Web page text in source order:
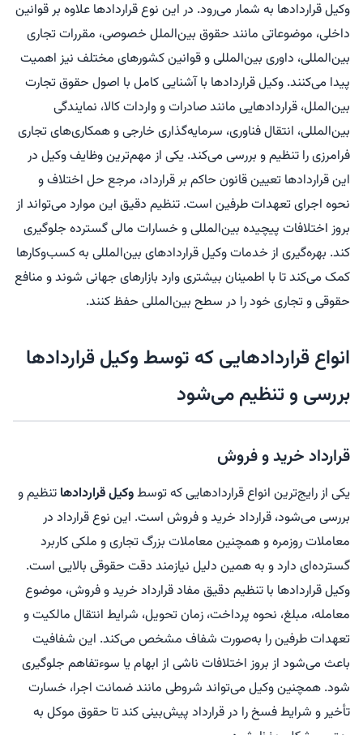
وکیل قراردادها به شمار می‌رود. در این نوع قراردادها علاوه بر قوانین
داخلی، موضوعاتی مانند حقوق بین‌الملل خصوصی، مقررات تجاری
بین‌المللی، داوری بین‌المللی و قوانین کشورهای مختلف نیز اهمیت
پیدا می‌کنند. وکیل قراردادها با آشنایی کامل با اصول حقوق تجارت
بین‌الملل، قراردادهایی مانند صادرات و واردات کالا، نمایندگی
بین‌المللی، انتقال فناوری، سرمایه‌گذاری خارجی و همکاری‌های تجاری
فرامرزی را تنظیم و بررسی می‌کند. یکی از مهم‌ترین وظایف وکیل در
این قراردادها تعیین قانون حاکم بر قرارداد، مرجع حل اختلاف و
نحوه اجرای تعهدات طرفین است. تنظیم دقیق این موارد می‌تواند از
بروز اختلافات پیچیده بین‌المللی و خسارات مالی گسترده جلوگیری
کند. بهره‌گیری از خدمات وکیل قراردادهای بین‌المللی به کسب‌وکارها
کمک می‌کند تا با اطمینان بیشتری وارد بازارهای جهانی شوند و منافع
حقوقی و تجاری خود را در سطح بین‌المللی حفظ کنند.
انواع قراردادهایی که توسط وکیل قراردادها
بررسی و تنظیم می‌شود
قرارداد خرید و فروش
یکی از رایج‌ترین انواع قراردادهایی که توسطوکیل قراردادها تنظیم و
بررسی می‌شود، قرارداد خرید و فروش است. این نوع قرارداد در
معاملات روزمره و همچنین معاملات بزرگ تجاری و ملکی کاربرد
گسترده‌ای دارد و به همین دلیل نیازمند دقت حقوقی بالایی است.
وکیل قراردادها با تنظیم دقیق مفاد قرارداد خرید و فروش، موضوع
معامله، مبلغ، نحوه پرداخت، زمان تحویل، شرایط انتقال مالکیت و
تعهدات طرفین را به‌صورت شفاف مشخص می‌کند. این شفافیت
باعث می‌شود از بروز اختلافات ناشی از ابهام یا سوءتفاهم جلوگیری
شود. همچنین وکیل می‌تواند شروطی مانند ضمانت اجرا، خسارت
تأخیر و شرایط فسخ را در قرارداد پیش‌بینی کند تا حقوق موکل به